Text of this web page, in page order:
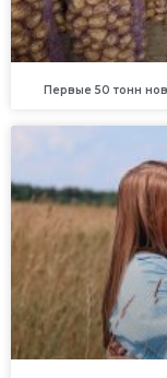
Первые 50 тонн